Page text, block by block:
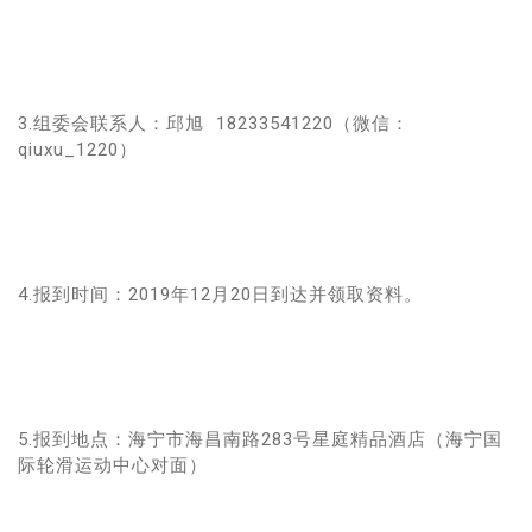
3.组委会联系人： 邱旭 18233541220（微信：
qiuxu_1220）
4.报到时间： 2019年12月20日到达并领取资料。
5.报到地点： 海宁市海昌南路283号星庭精品酒店（海宁国
际轮滑运动中心对面）